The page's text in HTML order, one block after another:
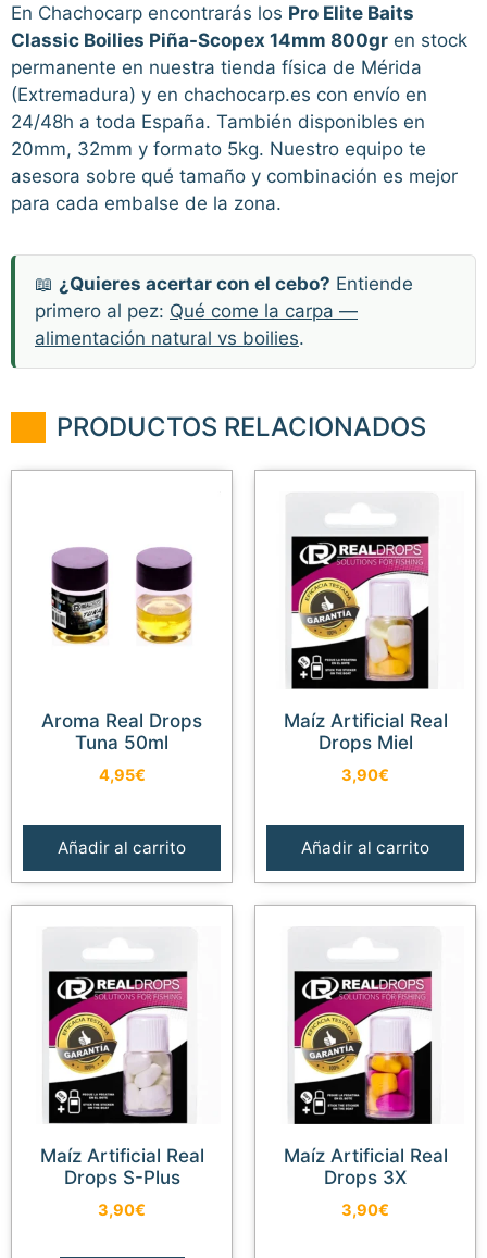
En Chachocarp encontrarás los Pro Elite Baits
Classic Boilies Piña-Scopex 14mm 800gr en stock
permanente en nuestra tienda física de Mérida
(Extremadura) y en chachocarp.es con envío en
24/48h a toda España. También disponibles en
20mm, 32mm y formato 5kg. Nuestro equipo te
asesora sobre qué tamaño y combinación es mejor
para cada embalse de la zona.
📖 ¿Quieres acertar con el cebo? Entiende
primero al pez: Qué come la carpa —
alimentación natural vs boilies.
PRODUCTOS RELACIONADOS
Aroma Real Drops
Tuna 50ml
4,95€
Añadir al carrito
Maíz Artificial Real
Drops Miel
3,90€
Añadir al carrito
Maíz Artificial Real
Drops S-Plus
3,90€
Maíz Artificial Real
Drops 3X
3,90€